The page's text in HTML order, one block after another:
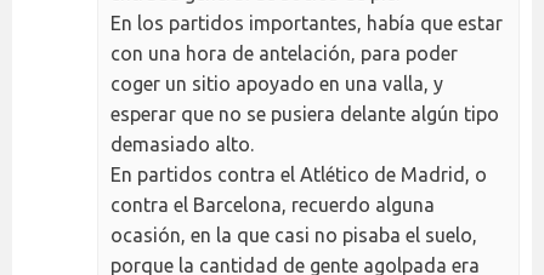
En los partidos importantes, había que estar
con una hora de antelación, para poder
coger un sitio apoyado en una valla, y
esperar que no se pusiera delante algún tipo
demasiado alto.
En partidos contra el Atlético de Madrid, o
contra el Barcelona, recuerdo alguna
ocasión, en la que casi no pisaba el suelo,
porque la cantidad de gente agolpada era